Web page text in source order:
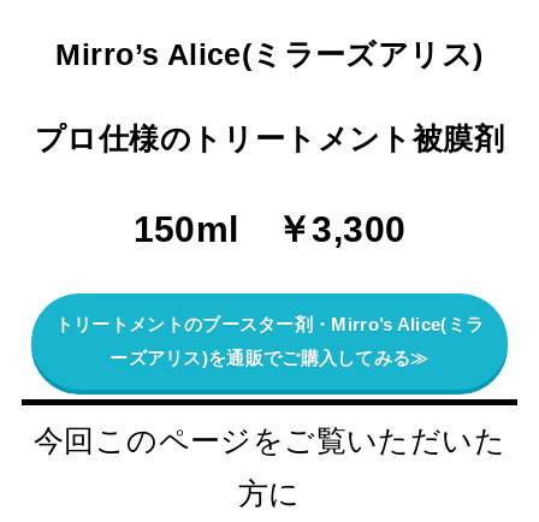
Mirro’s Alice(ミラーズアリス)
プロ仕様のトリートメント被膜剤
150ml ￥3,300
トリートメントのブースター剤・Mirro’s Alice(ミラ
ーズアリス)を通販でご購入してみる≫
今回このページをご覧いただいた
方に